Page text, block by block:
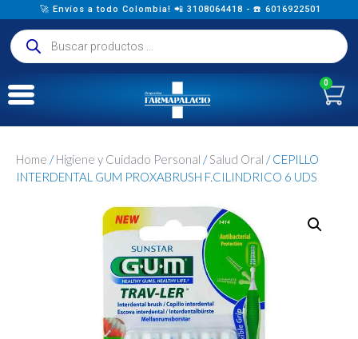
🚀 Envíos a todo Colombia! 📲 3108064418 - ☎️ 6016922501
0
Home /Higiene y Cuidado Personal /Salud Oral / CEPILLO
INTERDENTAL GUM PROXABRUSH F.CILINDRICO 6 UDS